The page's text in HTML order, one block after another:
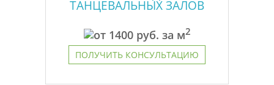
ТАНЦЕВАЛЬНЫХ ЗАЛОВ
от 1400руб. за м2
ПОЛУЧИТЬ КОНСУЛЬТАЦИЮ